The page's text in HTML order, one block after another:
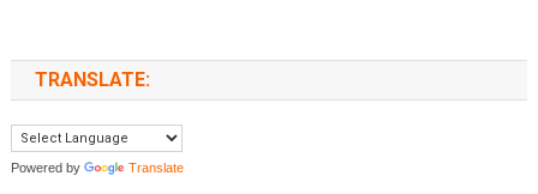
TRANSLATE:
Powered by Translate